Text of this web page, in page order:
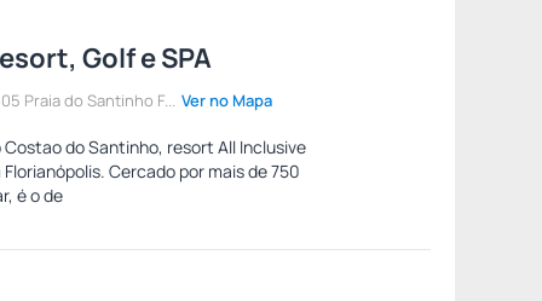
Golf e SPA
Praia do Santinho F... Ver no Mapa
do Santinho, resort All Inclusive
Cercado por mais de 750
é o de